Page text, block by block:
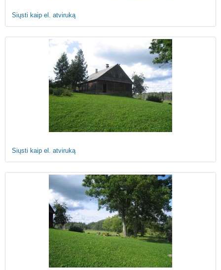
Siųsti kaip el. atviruką
Siųsti kaip el. atviruką